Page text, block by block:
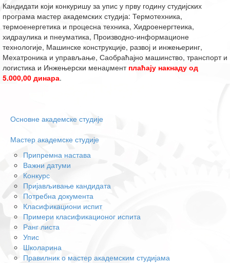
Кандидати који конкуришу за упис у прву годину студијских
програма мастер академских студија: Термотехника,
термоенергетика и процесна техника, Хидроенергтеика,
хидраулика и пнеуматика, Производно-информационе
технологије, Машинске конструкције, развој и инжењеринг,
Мехатроника и управљање, Саобраћајно машинство, транспорт и
логистика и Инжењерски менаџментплаћају накнаду од
5.000,00 динара.
Основне академске студије
Мастер академске студије
Припремна настава
Важни датуми
Конкурс
Пријављивање кандидата
Потребна документа
Класификациони испит
Примери класификационог испита
Ранг листа
Упис
Школарина
Правилник о мастер академским студијама